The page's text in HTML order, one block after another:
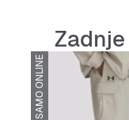
SAMO ONLINE